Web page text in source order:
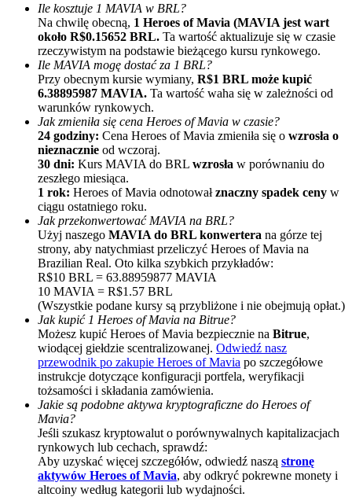
Polecaj
Zaproś przyjaciela, aby otrzymać nagrody pieniężne
BTC Welcome Rewards
BTC Welcome Rewards
Deposit & Trade BTC to Share 25000 USDT prize pool!
Deposit CASHCAT & Win
Share 500000 CASHCAT prize pool
Ile kosztuje 1 MAVIA w BRL?
Na chwilę obecną, 1 Heroes of Mavia (MAVIA jest wart
około R$0.15652 BRL. Ta wartość aktualizuje się w czasie
rzeczywistym na podstawie bieżącego kursu rynkowego.
Ile MAVIA mogę dostać za 1 BRL?
Przy obecnym kursie wymiany, R$1 BRL może kupić
6.38895987 MAVIA. Ta wartość waha się w zależności od
warunków rynkowych.
Jak zmieniła się cena Heroes of Mavia w czasie?
24 godziny: Cena Heroes of Mavia zmieniła się o wzrosła o
nieznacznie od wczoraj.
30 dni: Kurs MAVIA do BRL wzrosła w porównaniu do
zeszłego miesiąca.
1 rok: Heroes of Mavia odnotowałznaczny spadek ceny w
ciągu ostatniego roku.
Jak przekonwertować MAVIA na BRL?
Użyj naszego MAVIA do BRL konwertera na górze tej
strony, aby natychmiast przeliczyć Heroes of Mavia na
Brazilian Real. Oto kilka szybkich przykładów:
R$10 BRL = 63.88959877 MAVIA
10 MAVIA = R$1.57 BRL
(Wszystkie podane kursy są przybliżone i nie obejmują opłat.)
Jak kupić 1 Heroes of Mavia na Bitrue?
Możesz kupić Heroes of Mavia bezpiecznie na Bitrue,
wiodącej giełdzie scentralizowanej. Odwiedź nasz
przewodnik po zakupie Heroes of Mavia po szczegółowe
instrukcje dotyczące konfiguracji portfela, weryfikacji
tożsamości i składania zamówienia.
Jakie są podobne aktywa kryptograficzne do Heroes of
Mavia?
Jeśli szukasz kryptowalut o porównywalnych kapitalizacjach
rynkowych lub cechach, sprawdź:
Aby uzyskać więcej szczegółów, odwiedź naszą stronę
aktywów Heroes of Mavia, aby odkryć pokrewne monety i
altcoiny według kategorii lub wydajności.